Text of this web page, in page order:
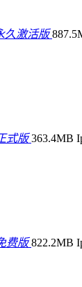
久激活版
式版 363.4MB
费版 822.2MB